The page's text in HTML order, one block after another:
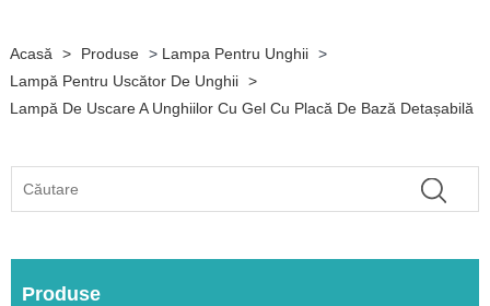
Acasă > Produse > Lampa Pentru Unghii >
Lampă Pentru Uscător De Unghii >
Lampă De Uscare A Unghiilor Cu Gel Cu Placă De Bază Detașabilă
Produse